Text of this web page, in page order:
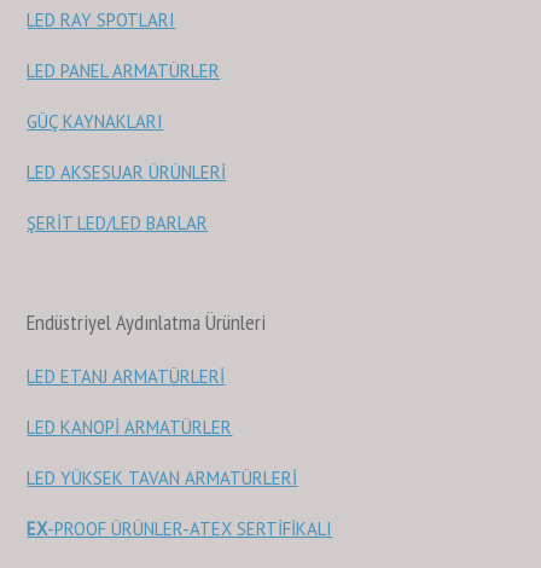
LED RAY SPOTLARI
LED PANEL ARMATÜRLER
GÜÇ KAYNAKLARI
LED AKSESUAR ÜRÜNLERİ
ŞERİT LED/LED BARLAR
Endüstriyel Aydınlatma Ürünleri
LED ETANJ ARMATÜRLERİ
LED KANOPİ ARMATÜRLER
LED YÜKSEK TAVAN ARMATÜRLERİ
EX-PROOF ÜRÜNLER-ATEX SERTİFİKALI